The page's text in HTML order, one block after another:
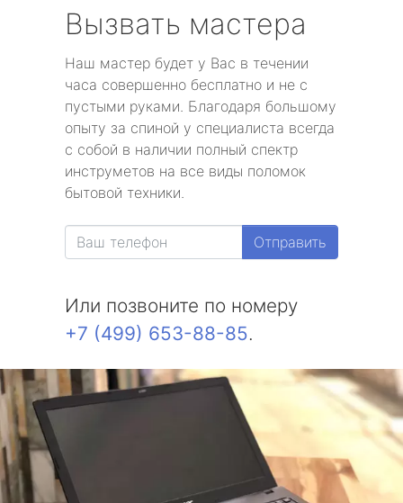
Вызвать мастера
Наш мастер будет у Вас в течении
часа совершенно бесплатно и не с
пустыми руками. Благодаря большому
опыту за спиной у специалиста всегда
с собой в наличии полный спектр
инструметов на все виды поломок
бытовой техники.
Отправить
Или позвоните по номеру
+7 (499) 653-88-85.